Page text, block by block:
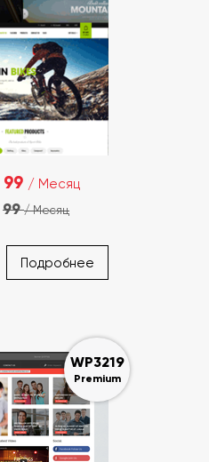
99 / Месяц
99/ Месяц
Подробнее
WP3219
Premium